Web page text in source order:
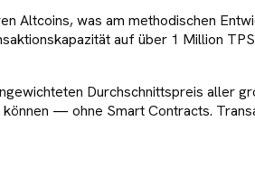
Altcoins, was am methodischen
auf über 1 Million
Durchschnittspreis
— ohne Smart Contracts.